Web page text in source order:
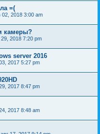
=(
2018 3:00 am
камеры?
2018 7:20 pm
server 2016
2017 5:27 pm
2017 8:47 pm
2017 8:48 am